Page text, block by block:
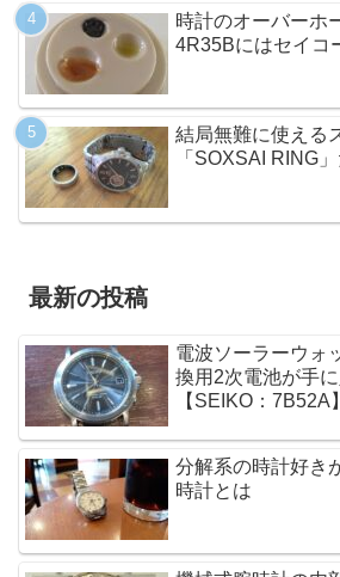
時計のオーバーホ
4R35Bにはセイコ
結局無難に使える
「SOXSAI RING
最新の投稿
電波ソーラーウォ
換用2次電池が手
【SEIKO：7B52A】
分解系の時計好き
時計とは